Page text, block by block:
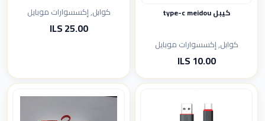
كيبل type-c meidou
كوابل, إكسسوارات موبايل
10.00 ILS
كوابل, إكسسوارات موبايل
25.00 ILS